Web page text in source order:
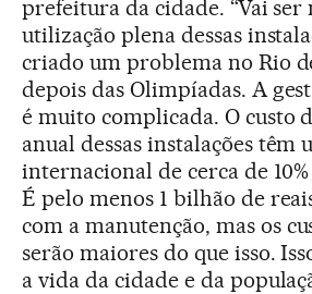
prefeitura da cidade. “Vai
utilização plena dessas
criado um problema no Rio
depois das Olimpíadas. A
é muito complicada. O custo
anual dessas instalações têm
internacional de cerca de
É pelo menos 1 bilhão de
com a manutenção, mas os
serão maiores do que isso.
a vida da cidade e da